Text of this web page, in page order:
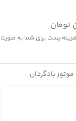
میلیون تومان شود هزینه پست برای شما به صورت
موتور بادگردان